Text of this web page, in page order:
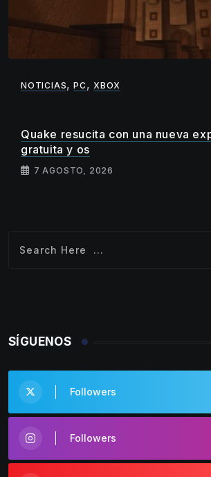
NOTICIAS,PC, XBOX
Quake resucita con una nueva
gratuita y os
7 AGOSTO, 2026
SÍGUENOS
Followers
Followers